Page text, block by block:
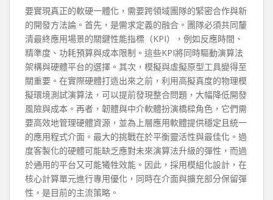
要實現真正的軟硬一體化，需要跨領域團隊的緊密合作與新
的開發方法論。首先，是需求定義的融合。團隊必須共同釐
清最終應用場景的關鍵性能指標（KPI），例如反應時間、
精準度、功耗預算與成本限制。這些KPI將同時驅動演算法
架構與硬體平台的選擇。其次，模擬與虛擬原型工具變得至
關重要。在實際硬體打造出來之前，利用高擬真度的物理模
擬環境測試演算法，可以提前發現整合問題，大幅降低開發
風險與成本。再者，韌體與中介軟體扮演橋樑角色，它們需
要高效地管理硬體資源，並為上層應用軟體提供穩定且統一
的應用程式介面。最大的挑戰在於平衡靈活性與最佳化。過
度客製化的硬體可能缺乏應對未來演算法升級的彈性，而過
於通用的平台又可能犧牲效能。因此，採用模組化設計，在
核心計算單元進行專用優化，同時在介面與擴充部分保留彈
性，是目前的主流策略。